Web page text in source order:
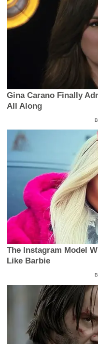
Gina Carano Finally
All Along
The Instagram Model
Like Barbie